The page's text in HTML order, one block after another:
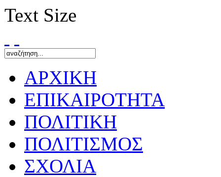
Text Size
ΑΡΧΙΚΗ
ΕΠΙΚΑΙΡΟΤΗΤΑ
ΠΟΛΙΤΙΚΗ
ΠΟΛΙΤΙΣΜΟΣ
ΣΧΟΛΙΑ